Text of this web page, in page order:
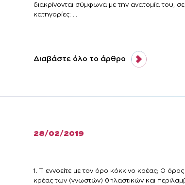
διακρίνονται σύμφωνα με την ανατομία του,
κατηγορίες: ...
Διαβάστε όλο το άρθρο
28/02/2019
1. Τι εννοείτε με τον όρο κόκκινο κρέας; Ο
κρέας των (γνωστών) θηλαστικών και